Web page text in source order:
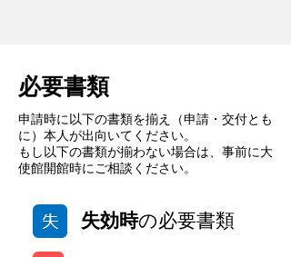
必要書類
申請時に以下の書類を揃え（申請・交付とも
に）本人が出向いてください。
もし以下の書類が揃わない場合は、事前に大
使館開館時にご相談ください。
失効時の必要書類